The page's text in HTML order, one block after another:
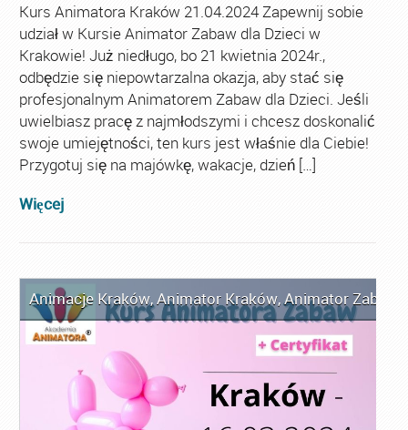
Kurs Animatora Kraków 21.04.2024 Zapewnij sobie
udział w Kursie Animator Zabaw dla Dzieci w
Krakowie! Już niedługo, bo 21 kwietnia 2024r.,
odbędzie się niepowtarzalna okazja, aby stać się
profesjonalnym Animatorem Zabaw dla Dzieci. Jeśli
uwielbiasz pracę z najmłodszymi i chcesz doskonalić
swoje umiejętności, ten kurs jest właśnie dla Ciebie!
Przygotuj się na majówkę, wakacje, dzień […]
Więcej
Animacje Kraków,Animator Kraków,Animator Zabaw